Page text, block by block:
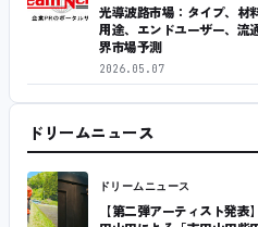
光導波路市場：タイプ、材
用途、エンドユーザー、
界市場予測
2026.05.07
ドリームニュース
ドリームニュース
【第二弾アーティスト発表